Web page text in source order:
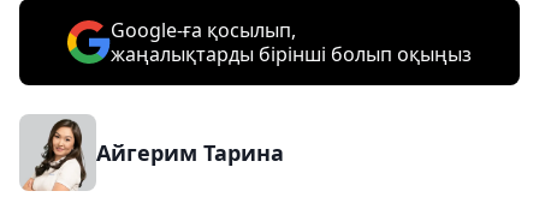
Google-ға қосылып,
жаңалықтарды бірінші болып оқыңыз
Айгерим Тарина